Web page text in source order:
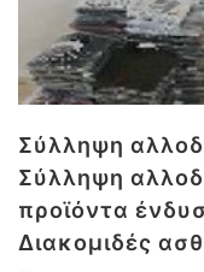
Σύλληψη
Σύλληψη
προϊόντα
Διακομιδές